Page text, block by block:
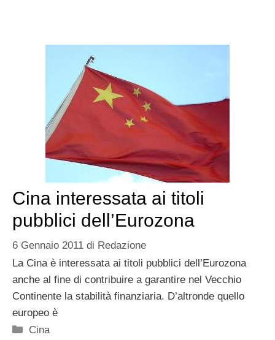
Cina interessata ai titoli
pubblici dell’Eurozona
6 Gennaio 2011 di Redazione
La Cina è interessata ai titoli pubblici dell’Eurozona
anche al fine di contribuire a garantire nel Vecchio
Continente la stabilità finanziaria. D’altronde quello
europeo è
Categorie
Cina